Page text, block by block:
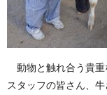
動物と触れ合う貴
スタッフの皆さん、